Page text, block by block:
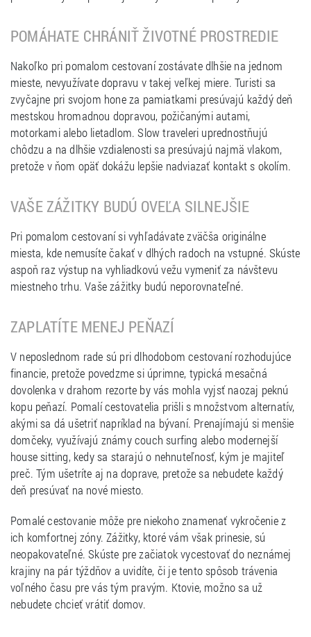
POMÁHATE CHRÁNIŤ ŽIVOTNÉ PROSTREDIE
Nakoľko pri pomalom cestovaní zostávate dlhšie na jednom
mieste, nevyužívate dopravu v takej veľkej miere. Turisti sa
zvyčajne pri svojom hone za pamiatkami presúvajú každý deň
mestskou hromadnou dopravou, požičanými autami,
motorkami alebo lietadlom. Slow traveleri uprednostňujú
chôdzu a na dlhšie vzdialenosti sa presúvajú najmä vlakom,
pretože v ňom opäť dokážu lepšie nadviazať kontakt s okolím.
VAŠE ZÁŽITKY BUDÚ OVEĽA SILNEJŠIE
Pri pomalom cestovaní si vyhľadávate zväčša originálne
miesta, kde nemusíte čakať v dlhých radoch na vstupné. Skúste
aspoň raz výstup na vyhliadkovú vežu vymeniť za návštevu
miestneho trhu. Vaše zážitky budú neporovnateľné.
ZAPLATÍTE MENEJ PEŇAZÍ
V neposlednom rade sú pri dlhodobom cestovaní rozhodujúce
financie, pretože povedzme si úprimne, typická mesačná
dovolenka v drahom rezorte by vás mohla vyjsť naozaj peknú
kopu peňazí. Pomalí cestovatelia prišli s množstvom alternatív,
akými sa dá ušetriť napríklad na bývaní. Prenajímajú si menšie
domčeky, využívajú známy couch surfing alebo modernejší
house sitting, kedy sa starajú o nehnuteľnosť, kým je majiteľ
preč. Tým ušetríte aj na doprave, pretože sa nebudete každý
deň presúvať na nové miesto.
Pomalé cestovanie môže pre niekoho znamenať vykročenie z
ich komfortnej zóny. Zážitky, ktoré vám však prinesie, sú
neopakovateľné. Skúste pre začiatok vycestovať do neznámej
krajiny na pár týždňov a uvidíte, či je tento spôsob trávenia
voľného času pre vás tým pravým. Ktovie, možno sa už
nebudete chcieť vrátiť domov.